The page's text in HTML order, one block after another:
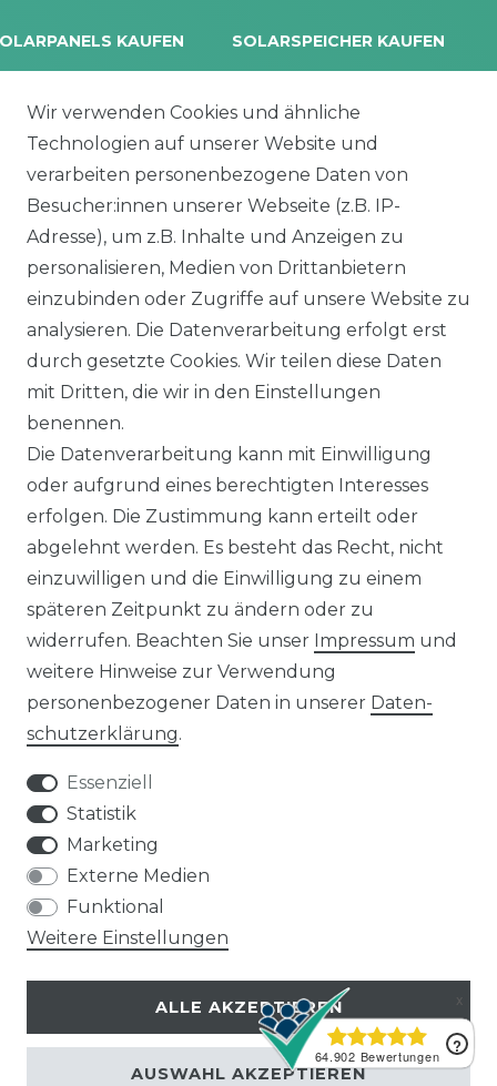
KAUFEN
Solar Module
SOLARSPEICHER KAUFEN
10 kWh Batteriespeicher
Solplanet Batteriespeicher
Growatt Speicher
Wechselrichter
Wechselrichter
Unterkonstruktion
Weiteres Zubehör
Wp Balkonkraftwerk
mit Speicher
NOAH 2000
NEXA 2000
PV-KOMPLETTSETS
Solaranlagen mit Speicher
Insel Solaranlagen
10 kW PV-Anlage mit Speicher
8 kWp Solaranlagen
15 kWp Solaranlagen
20 kWp Solaranlagen
25 kWp Solaranlagen
30 kWp Solaranlagen
Klimaanlagen
Klimaanlagen
Split Sets
Klimaanlagen
ImpressumWiderrufDatenschutz AGB Kontakt
© Copyright 2026 | Alle Rechte vorbehalten.
Wir verwenden Cookies und ähnliche
Technologien auf unserer Website und
verarbeiten personenbezogene Daten von
Besucher:innen unserer Webseite (z.B. IP-
Adresse), um z.B. Inhalte und Anzeigen zu
personalisieren, Medien von Drittanbietern
einzubinden oder Zugriffe auf unsere Website zu
analysieren. Die Datenverarbeitung erfolgt erst
durch gesetzte Cookies. Wir teilen diese Daten
mit Dritten, die wir in den Einstellungen
benennen.
Die Datenverarbeitung kann mit Einwilligung
oder aufgrund eines berechtigten Interesses
erfolgen. Die Zustimmung kann erteilt oder
abgelehnt werden. Es besteht das Recht, nicht
einzuwilligen und die Einwilligung zu einem
späteren Zeitpunkt zu ändern oder zu
widerrufen. Beachten Sie unser Impressum und
weitere Hinweise zur Verwendung
personenbezogener Daten in unserer Daten­
schutz­erklärung.
Essenziell
Statistik
Marketing
Externe Medien
Funktional
Weitere Einstellungen
ALLE AKZEPTIEREN
AUSWAHL AKZEPTIEREN